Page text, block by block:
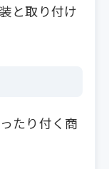
と取り付け
たり付く商